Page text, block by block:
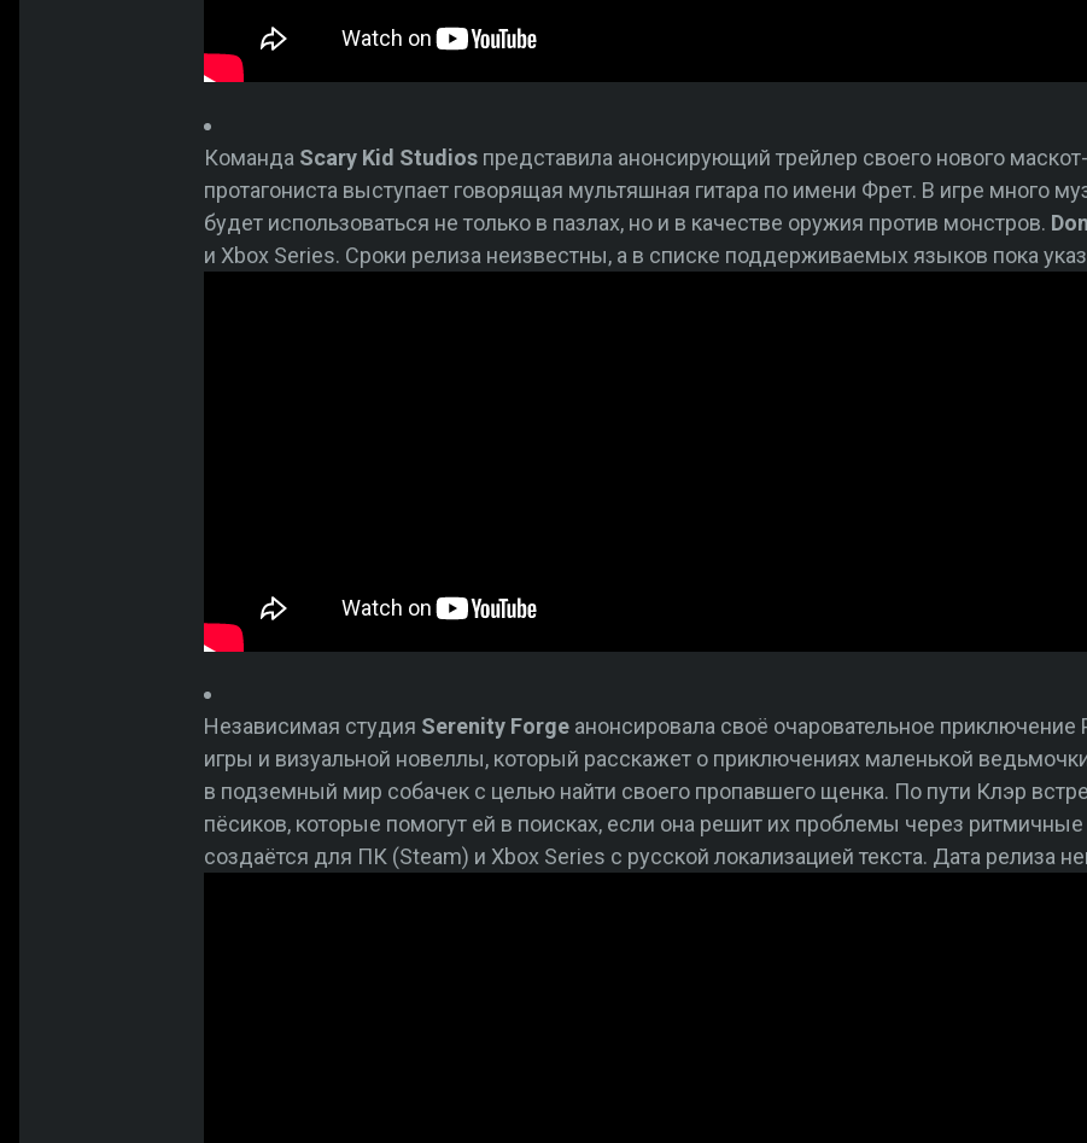
Команда Scary Kid Studiosпредставила анонсирующий трейлер своего нового маскот-
протагониста выступает говорящая мультяшная гитара по имени Фрет. В игре много
будет использоваться не только в пазлах, но и в качестве оружия против монстров.
и Xbox Series. Сроки релиза неизвестны, а в списке поддерживаемых языков пока
Независимая студия Serenity Forgeанонсировала своё очаровательное приключение
игры и визуальной новеллы, который расскажет о приключениях маленькой
в подземный мир собачек с целью найти своего пропавшего щенка. По пути Клэр
пёсиков, которые помогут ей в поисках, если она решит их проблемы через
создаётся для ПК (Steam) и Xbox Series с русской локализацией текста. Дата релиза